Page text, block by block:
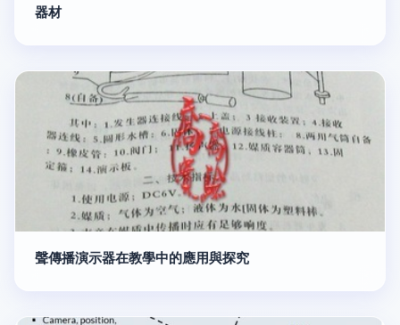
器材
聲傳播演示器在教學中的應用與探究